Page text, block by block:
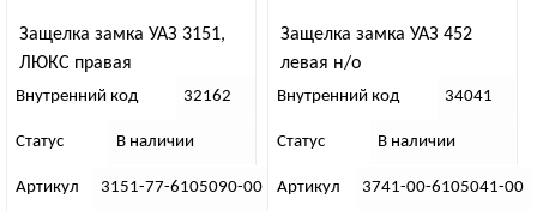
Защелка замка УАЗ 3151,
ЛЮКС правая
Внутренний код 32162
Статус В наличии
Артикул 3151-77-6105090-00
Защелка замка УАЗ 452
левая н/о
Внутренний код 34041
Статус В наличии
Артикул 3741-00-6105041-00